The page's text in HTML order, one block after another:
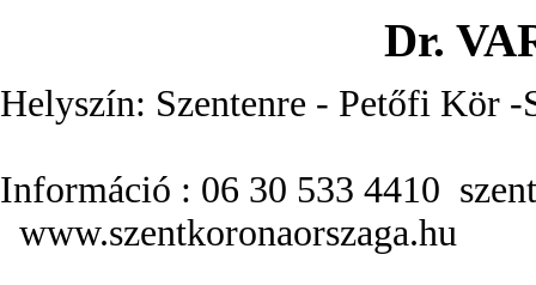
Dr.
Helyszín: Szentenre - Petőfi Kör
Információ : 06 30 533 4410
www.szentkoronaorszaga.hu